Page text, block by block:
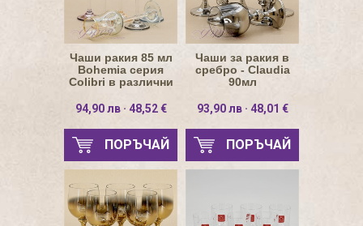
Чаши ракия 85 мл
Bohemia серия
Colibri в различни
94,90 лв · 48,52 €
ПОРЪЧАЙ
Чаши за ракия в
сребро - Claudia
90мл
93,90 лв · 48,01 €
ПОРЪЧАЙ